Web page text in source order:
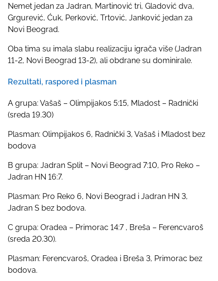
Nemet jedan za Jadran, Martinović tri, Gladović dva,
Grgurević, Ćuk, Perković, Trtović, Janković jedan za
Novi Beograd.
Oba tima su imala slabu realizaciju igrača više (Jadran
11-2, Novi Beograd 13-2), ali obdrane su dominirale.
Rezultati, raspored i plasman
A grupa: Vašaš – Olimpijakos 5:15, Mladost – Radnički
(sreda 19.30)
Plasman: Olimpijakos 6, Radnički 3, Vašaš i Mladost bez
bodova
B grupa: Jadran Split – Novi Beograd 7:10, Pro Reko –
Jadran HN 16:7.
Plasman: Pro Reko 6, Novi Beograd i Jadran HN 3,
Jadran S bez bodova.
C grupa: Oradea – Primorac 14:7 , Breša – Ferencvaroš
(sreda 20.30).
Plasman: Ferencvaroš, Oradea i Breša 3, Primorac bez
bodova.